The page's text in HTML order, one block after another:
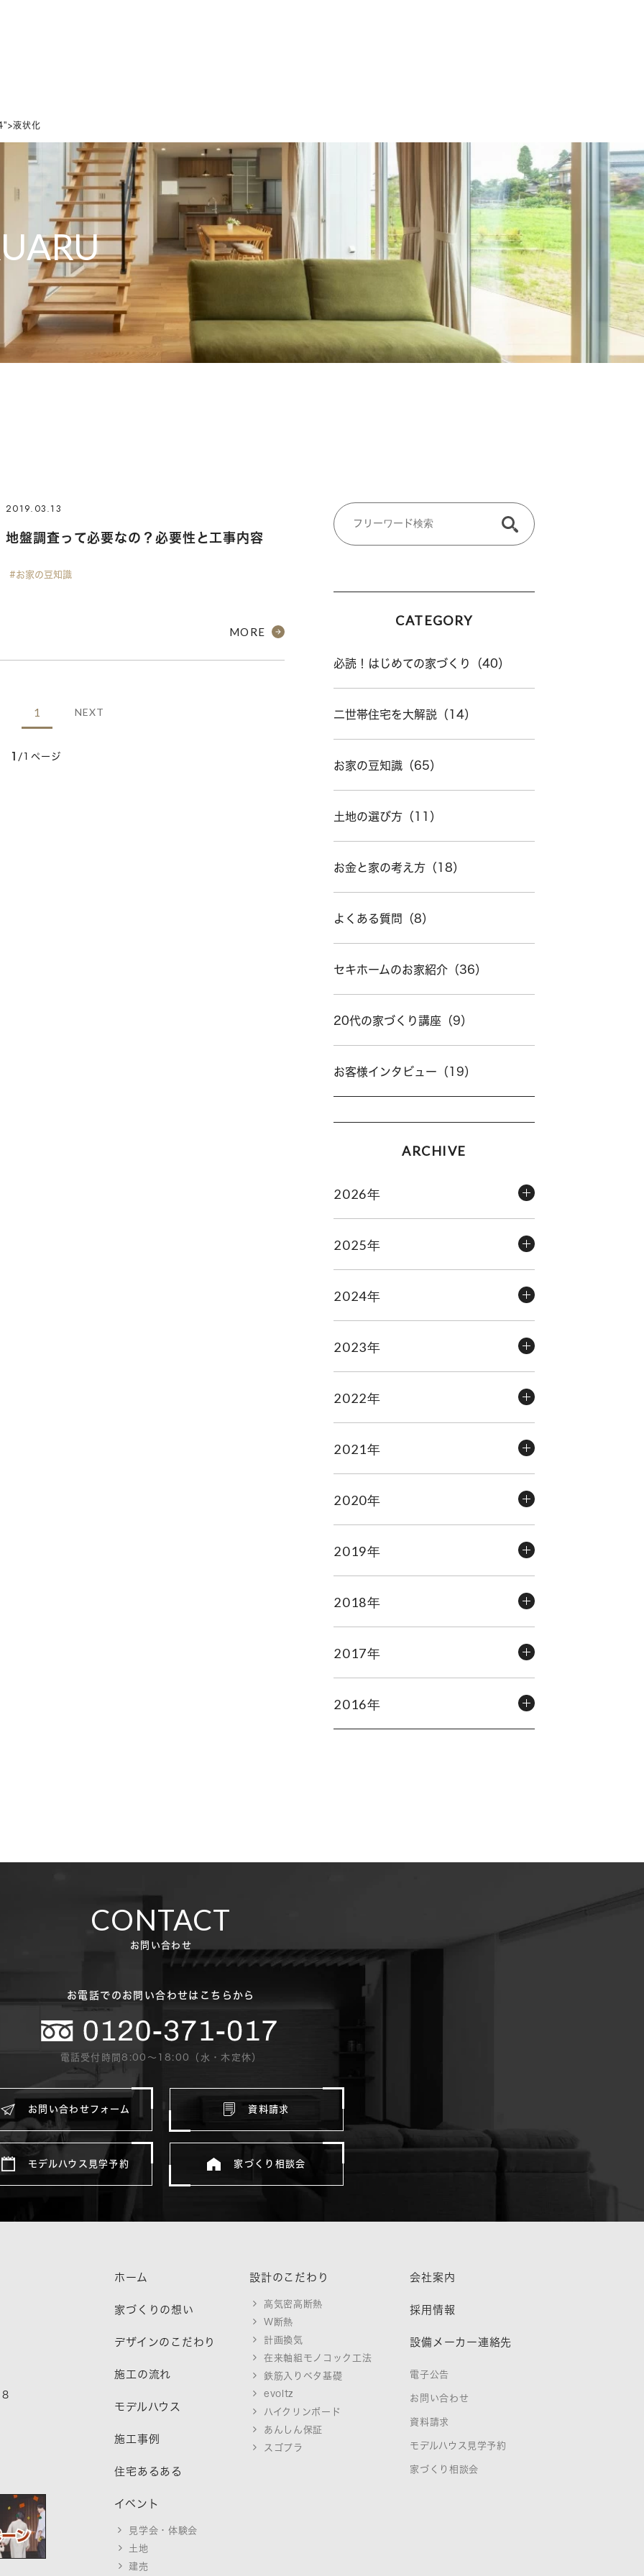
液状化
2019.03.13
地盤調査って必要なの？必要性と工事内容
#お家の豆知識
MORE
1 NEXT
1 /1ページ
CATEGORY
必読！はじめての家づくり（40）
二世帯住宅を大解説（14）
お家の豆知識（65）
土地の選び方（11）
お金と家の考え方（18）
よくある質問（8）
セキホームのお家紹介（36）
20代の家づくり講座（9）
お客様インタビュー（19）
ARCHIVE
2026年
2025年
2024年
2023年
2022年
2021年
2020年
2019年
2018年
2017年
2016年
CONTACT
お問い合わせ
お電話でのお問い合わせはこちらから
電話受付時間8:00〜18:00（水・木定休）
お問い合わせフォーム 資料請求
モデルハウス見学予約 家づくり相談会
ホーム
家づくりの想い
デザインのこだわり
施工の流れ
モデルハウス
施工事例
住宅あるある
イベント
見学会・体験会
土地
建売
設計のこだわり
高気密高断熱
W断熱
計画換気
在来軸組モノコック工法
鉄筋入りベタ基礎
evoltz
ハイクリンボード
あんしん保証
スゴプラ
会社案内
採用情報
設備メーカー連絡先
電子公告
お問い合わせ
資料請求
モデルハウス見学予約
家づくり相談会